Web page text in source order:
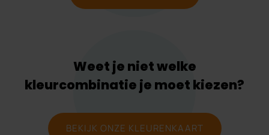
Weet je niet welke
kleurcombinatie je moet kiezen?
BEKIJK ONZE KLEURENKAART